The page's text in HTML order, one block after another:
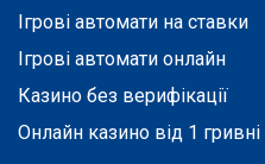
Ігрові автомати на ставки
Ігрові автомати онлайн
Казино без верифікації
Онлайн казино від 1 гривні